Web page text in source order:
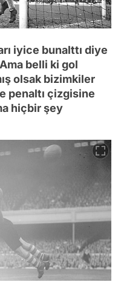
iyice bunalttı diye
belli ki gol
olsak bizimkiler
penaltı çizgisine
hiçbir şey